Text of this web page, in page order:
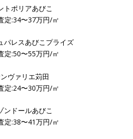
トポリアあびこ
定:34〜37万円/㎡
パレスあびこプライズ
定:50〜55万円/㎡
ヴァリエ苅田
定:24〜30万円/㎡
ンドールあびこ
定:38〜41万円/㎡